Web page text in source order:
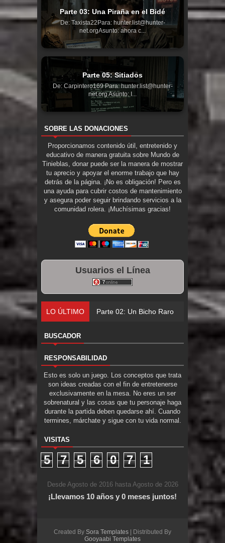
Parte 03: Una Piraña en el Bidé
De: Taxista22Para: hunter.list@hunter-
net.orgAsunto: ahora c...
Parte 05: Sitiados
De: Carpintero169 Para: hunter.list@hunter-
net.org Asunto: I...
SOBRE LAS DONACIONES
Proporcionamos contenido útil, entretenido y
educativo de manera gratuita sobre Mundo de
Tinieblas, donar puede ser la manera de mostrar
tu aprecio y apoyar el enorme trabajo que hay
detrás de la página. ¡No es obligación! Pero es
una ayuda para cubrir costos de mantenimiento
y asegura poder seguir brindando servicios a la
comunidad rolera. ¡Muchísimas gracias!
Usuarios el Línea
LO ÚLTIMO Parte 02: Un Bicho Raro
BUSCADOR
RESPONSABILIDAD
Esto es solo un juego. Los conceptos que trata
son ideas creadas con el fin de entretenerse
exclusivamente en la mesa. No eres un ser
sobrenatural y las cosas que tu personaje haga
durante la partida deben quedarse ahí. Cuando
termines, márchate y sigue con tu vida normal.
VISITAS
5 7 5 6 0 7 1
Desde Agosto de 2016 hasta Agosto de 2026
¡Llevamos 10 años y 0 meses juntos!
Created By Sora Templates | Distributed By
Gooyaabi Templates